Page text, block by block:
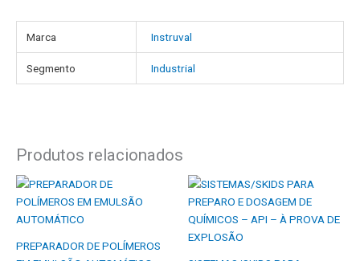
Marca Instruval
Segmento Industrial
Produtos relacionados
PREPARADOR DE POLÍMEROS